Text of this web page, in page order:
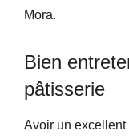
Mora.
Bien
pâtisserie
Avoir un excellent